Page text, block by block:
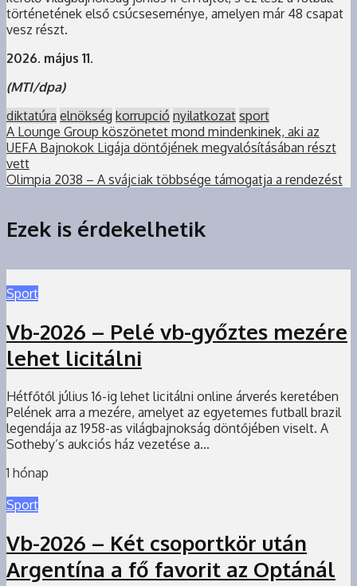
történetének első csúcseseménye, amelyen már 48 csapat
vesz részt.
2026. május 11.
(MTI/dpa)
diktatúra elnökség korrupció nyilatkozat sport
A Lounge Group köszönetet mond mindenkinek, aki az
UEFA Bajnokok Ligája döntőjének megvalósításában részt
vett
Olimpia 2038 – A svájciak többsége támogatja a rendezést
Ezek is érdekelhetik
Sport
Vb-2026 – Pelé vb-győztes mezére
lehet licitálni
Hétfőtől július 16-ig lehet licitálni online árverés keretében
Pelének arra a mezére, amelyet az egyetemes futball brazil
legendája az 1958-as világbajnokság döntőjében viselt. A
Sotheby’s aukciós ház vezetése a...
1 hónap
Sport
Vb-2026 – Két csoportkör után
Argentína a fő favorit az Optánál